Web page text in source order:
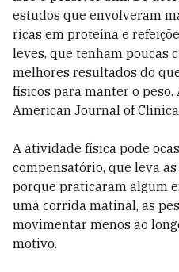
estudos que envolveram
ricas em proteína e
leves, que tenham poucas
melhores resultados do
físicos para manter o
American Journal of
A atividade física pode
compensatório, que leva
porque praticaram algum
uma corrida matinal, as
movimentar menos ao
motivo.